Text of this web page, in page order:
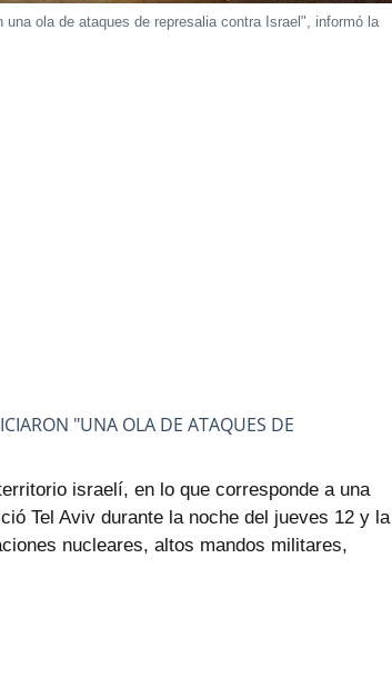
ola de ataques de represalia contra Israel", informó la
"UNA OLA DE ATAQUES DE
israelí, en lo que corresponde a una
Tel Aviv durante la noche del jueves 12 y la
nucleares, altos mandos militares,